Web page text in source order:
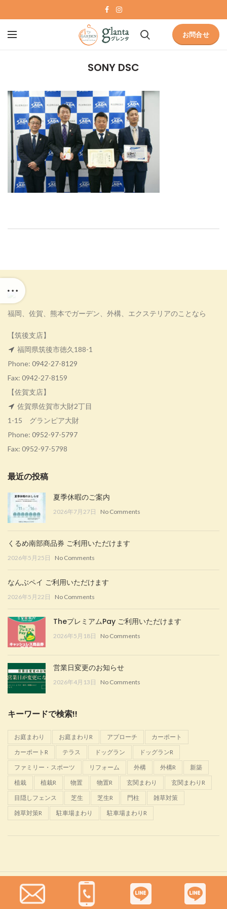
お問合せ
SONY DSC
福岡、佐賀、熊本でガーデン、外構、エクステリアのことなら
【筑後支店】
福岡県筑後市徳久188-1
Phone: 0942-27-8129
Fax: 0942-27-8159
【佐賀支店】
佐賀県佐賀市大財2丁目
1-15 グランピア大財
Phone: 0952-97-5797
Fax: 0952-97-5798
最近の投稿
夏季休暇のご案内
2026年7月27日 No Comments
くるめ南部商品券 ご利用いただけます
2026年5月25日 No Comments
なんぶペイ ご利用いただけます
2026年5月22日 No Comments
TheプレミアムPay ご利用いただけます
2026年5月18日 No Comments
営業日変更のお知らせ
2026年4月13日 No Comments
キーワードで検索!!
お庭まわり お庭まわりR アプローチ
カーポート
カーポートR
テラス ドッグラン
ドッグランR
ファミリー・スポーツ
リフォーム 外構 外構R
新築
植栽
植栽R 物置 物置R 玄関まわり
玄関まわりR
目隠しフェンス
芝生 芝生R 門柱
雑草対策
雑草対策R
駐車場まわり 駐車場まわりR
Glanta 2022 CREATED BY佐野恵樹園